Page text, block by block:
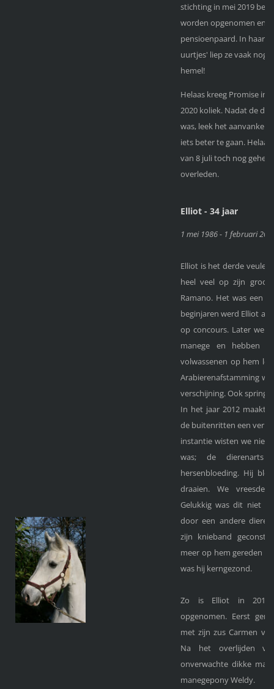
stichting in mei 2019
worden opgenomen en
pensioenpaard. In haar
uurtjes' liep ze vaak nog
hemel!
Helaas kreeg Promise in
2020 koliek. Nadat de
was, leek het
iets beter te gaan.
van 8 juli toch nog
overleden.
Elliot - 34 jaar
1 mei 1986 - 1 februari
Elliot is het derde
heel veel op zijn
Ramano. Het was een
beginjaren werd Elliot
op concours. Later
manege en hebben
volwassenen op hem
Arabierenafstamming
verschijning. Ook
In het jaar 2012
de buitenritten een
instantie wisten we niet
was; de dierenarts
hersenbloeding. Hij
draaien. We
Gelukkig was dit niet
door een andere
zijn knieband
meer op hem gereden
was hij kerngezond.
Zo is Elliot in 2012
opgenomen. Eerst
met zijn zus Carmen
Na het overlijden
onverwachte dikke
manegepony Weldy.